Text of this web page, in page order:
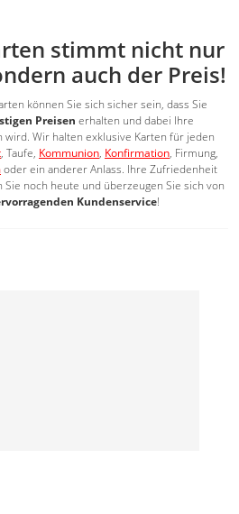
stimmt nicht nur
auch der Preis!
können Sie sich sicher sein, dass Sie
Preisen erhalten und dabei Ihre
Wir halten exklusive Karten für jeden
, Taufe, Kommunion, Konfirmation, Firmung,
oder ein anderer Anlass. Ihre Zufriedenheit
noch heute und überzeugen Sie sich von
Kundenservice!